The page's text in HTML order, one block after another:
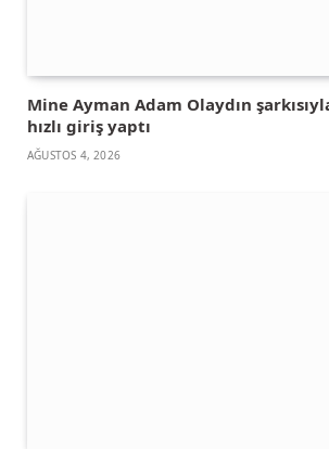
Mine Ayman Adam Olaydın
hızlı giriş yaptı
AĞUSTOS 4, 2026